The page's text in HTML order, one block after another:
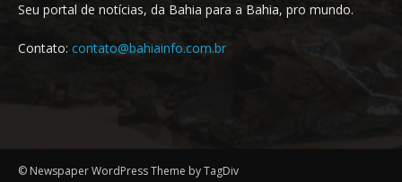
Seu portal de notícias, da Bahia para a Bahia, pro mundo.
Contato: contato@bahiainfo.com.br
© Newspaper WordPress Theme by TagDiv